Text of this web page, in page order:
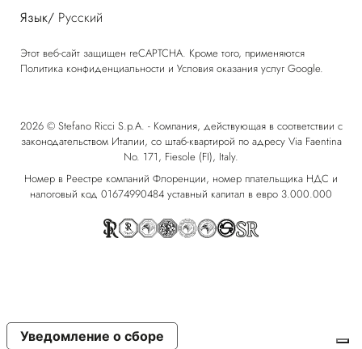
Язык/ Русский
Этот веб-сайт защищен reCAPTCHA. Кроме того, применяются
Политика конфиденциальности и Условия оказания услуг Google.
2026 © Stefano Ricci S.p.A. - Компания, действующая в соответствии с
законодательством Италии, со штаб-квартирой по адресу Via Faentina
No. 171, Fiesole (FI), Italy.
Номер в Реестре компаний Флоренции, номер плательщика НДС и
налоговый код 01674990484 уставный капитал в евро 3.000.000
Уведомление о сборе